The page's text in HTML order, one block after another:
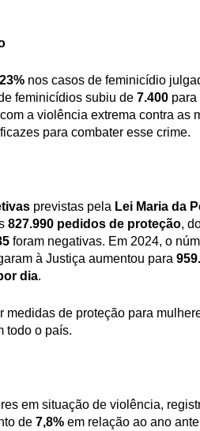
nos casos de feminicídio
feminicídios subiu de 7.400 para
a violência extrema contra as
para combater esse crime.
previstas pela Lei Maria da
827.990 pedidos de proteção,
foram negativas. Em 2024, o
à Justiça aumentou para
dia.
medidas de proteção para
todo o país.
em situação de violência,
de 7,8% em relação ao ano